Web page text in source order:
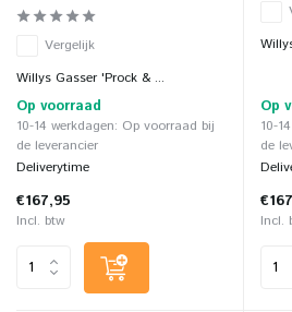
Vergelijk
Willys Gasser 'Prock & ...
Op voorraad
10-14 werkdagen: Op voorraad bij
de leverancier
Deliverytime
€167,95
Incl. btw
Op
10-
de
Incl.